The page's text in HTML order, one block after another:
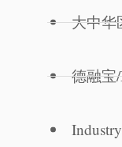
大中华
德融宝